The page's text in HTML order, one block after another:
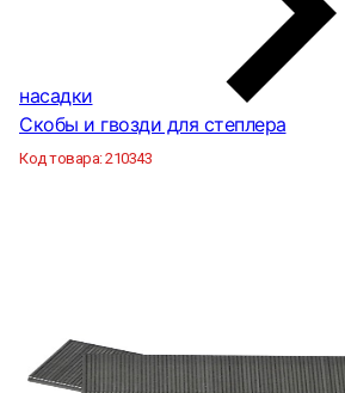
насадки
Скобы и гвозди для степлера
Код товара:210343